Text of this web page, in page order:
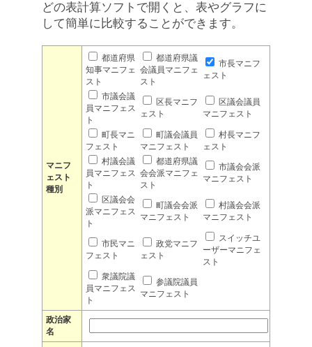
どの表計算ソフトで開くと、表やグラフに
して簡単に比較することができます。
マニフ
ェスト
種別
都道府県
知事マニフェ
スト
都道府県議
会議員マニフェ
スト
市長マニフ
ェスト
市議会議
員マニフェス
ト
区長マニフ
ェスト
区議会議員
マニフェスト
町長マニ
フェスト
町議会議員
マニフェスト
村長マニフ
ェスト
村議会議
員マニフェス
ト
都道府県議
会会派マニフェ
スト
市議会会派
マニフェスト
区議会会
派マニフェス
ト
町議会会派
マニフェスト
村議会会派
マニフェスト
市民マニ
フェスト
政党マニフ
ェスト
スイッチユ
ーザーマニフェ
スト
衆議院議
員マニフェス
ト
参議院議員
マニフェスト
政治家
名